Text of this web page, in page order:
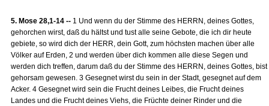
5. Mose 28,1-14 -- 1 Und wenn du der Stimme des HERRN, deines Gottes,
gehorchen wirst, daß du hältst und tust alle seine Gebote, die ich dir heute
gebiete, so wird dich der HERR, dein Gott, zum höchsten machen über alle
Völker auf Erden, 2 und werden über dich kommen alle diese Segen und
werden dich treffen, darum daß du der Stimme des HERRN, deines Gottes, bist
gehorsam gewesen. 3 Gesegnet wirst du sein in der Stadt, gesegnet auf dem
Acker. 4 Gesegnet wird sein die Frucht deines Leibes, die Frucht deines
Landes und die Frucht deines Viehs, die Früchte deiner Rinder und die